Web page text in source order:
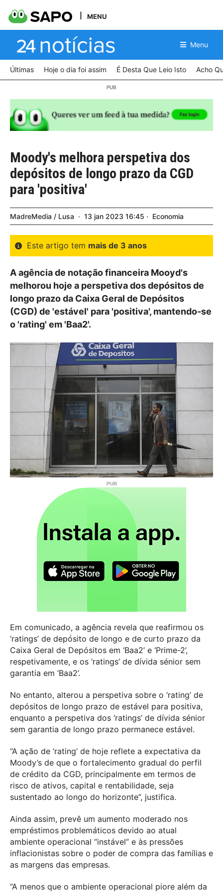
MENU
Menu
Últimas Hoje o dia foi assim É Desta Que Leio Isto Acho
Moody's melhora perspetiva dos
depósitos de longo prazo da CGD
para 'positiva'
MadreMedia / Lusa 13 jan 2023 16:45 Economia
Este artigo tem mais de 3 anos
A agência de notação financeira Mooyd's
melhorou hoje a perspetiva dos depósitos de
longo prazo da Caixa Geral de Depósitos
(CGD) de 'estável' para 'positiva', mantendo-se
o 'rating' em 'Baa2'.
Em comunicado, a agência revela que reafirmou os
‘ratings’ de depósito de longo e de curto prazo da
Caixa Geral de Depósitos em ‘Baa2’ e ‘Prime-2’,
respetivamente, e os ‘ratings’ de dívida sénior sem
garantia em ‘Baa2’.
No entanto, alterou a perspetiva sobre o ‘rating’ de
depósitos de longo prazo de estável para positiva,
enquanto a perspetiva dos ‘ratings’ de dívida sénior
sem garantia de longo prazo permanece estável.
“A ação de ‘rating’ de hoje reflete a expectativa da
Moody’s de que o fortalecimento gradual do perfil
de crédito da CGD, principalmente em termos de
risco de ativos, capital e rentabilidade, seja
sustentado ao longo do horizonte”, justifica.
Ainda assim, prevê um aumento moderado nos
empréstimos problemáticos devido ao atual
ambiente operacional “instável” e às pressões
inflacionistas sobre o poder de compra das famílias e
as margens das empresas.
“A menos que o ambiente operacional piore além da